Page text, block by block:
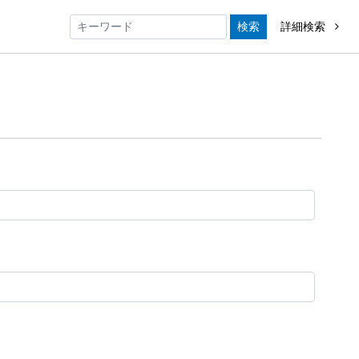
検索 詳細検索